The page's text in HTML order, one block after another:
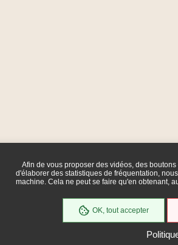
Afin de vous proposer des vidéos, des
d'élaborer des statistiques de fréquentation,
machine. Cela ne peut se faire qu'en obtenant,
OK, tout accepter